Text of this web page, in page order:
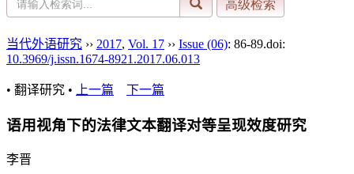
当代外语研究 ›› 2017, Vol. 17 ›› Issue (06): 86-89.doi:
10.3969/j.issn.1674-8921.2017.06.013
• 翻译研究 • 上一篇 下一篇
语用视角下的法律文本翻译对等呈现效度研究
李晋